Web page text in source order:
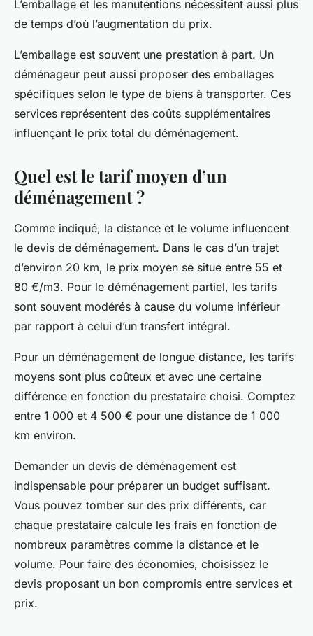
L’emballage et les manutentions nécessitent aussi plus
de temps d’où l’augmentation du prix.
L’emballage est souvent une prestation à part. Un
déménageur peut aussi proposer des emballages
spécifiques selon le type de biens à transporter. Ces
services représentent des coûts supplémentaires
influençant le prix total du déménagement.
Quel est le tarif moyen d’un
déménagement ?
Comme indiqué, la distance et le volume influencent
le devis de déménagement. Dans le cas d’un trajet
d’environ 20 km, le prix moyen se situe entre 55 et
80 €/m3. Pour le déménagement partiel, les tarifs
sont souvent modérés à cause du volume inférieur
par rapport à celui d’un transfert intégral.
Pour un déménagement de longue distance, les tarifs
moyens sont plus coûteux et avec une certaine
différence en fonction du prestataire choisi. Comptez
entre 1 000 et 4 500 € pour une distance de 1 000
km environ.
Demander un devis de déménagement est
indispensable pour préparer un budget suffisant.
Vous pouvez tomber sur des prix différents, car
chaque prestataire calcule les frais en fonction de
nombreux paramètres comme la distance et le
volume. Pour faire des économies, choisissez le
devis proposant un bon compromis entre services et
prix.